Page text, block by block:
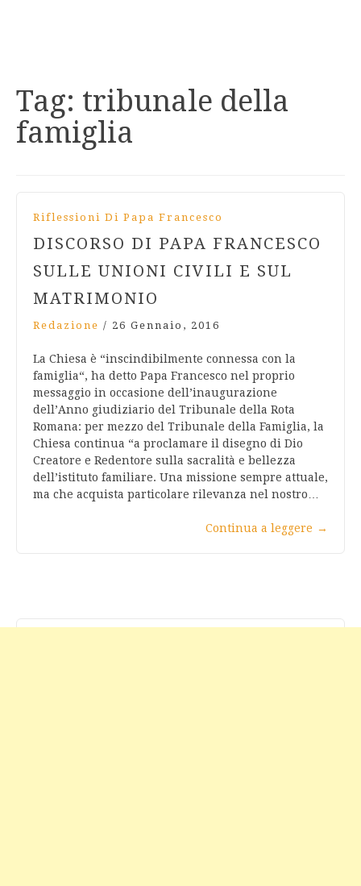
Tag: tribunale della
famiglia
Riflessioni Di Papa Francesco
DISCORSO DI PAPA FRANCESCO
SULLE UNIONI CIVILI E SUL
MATRIMONIO
Redazione / 26 Gennaio, 2016
La Chiesa è “inscindibilmente connessa con la
famiglia“, ha detto Papa Francesco nel proprio
messaggio in occasione dell’inaugurazione
dell’Anno giudiziario del Tribunale della Rota
Romana: per mezzo del Tribunale della Famiglia, la
Chiesa continua “a proclamare il disegno di Dio
Creatore e Redentore sulla sacralità e bellezza
dell’istituto familiare. Una missione sempre attuale,
ma che acquista particolare rilevanza nel nostro…
Continua a leggere →